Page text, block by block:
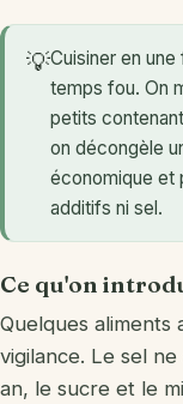
💡Cuisiner en
temps fou. On
petits
on décongèle
économique et
additifs ni sel.
Ce qu'on
Quelques
vigilance. Le sel
an, le sucre et le